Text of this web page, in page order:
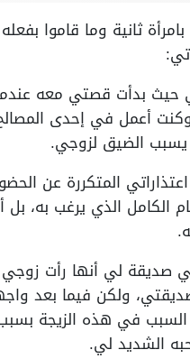
ثانية وما قاموا
بدأت قصتي معه
أعمل في إحدى
الضيق لزوجي.
المتكررة عن
الكامل الذي يرغب به،
صديقة لي أنها رأت
ولكن فيما بعد
في هذه الزيجة
الشديد لي.